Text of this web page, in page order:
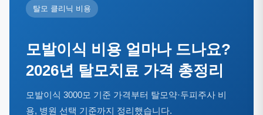
탈모 클리닉 비용
모발이식 비용 얼마나 드나요?
2026년 탈모치료 가격 총정리
모발이식 3000모 기준 가격부터 탈모약·두피주사 비
용, 병원 선택 기준까지 정리했습니다.